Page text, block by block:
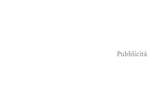
Pubblicità